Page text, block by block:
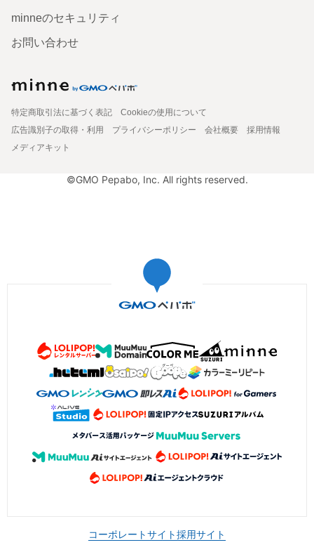
minneのセキュリティ
お問い合わせ
特定商取引法に基づく表記
Cookieの使用について
広告識別子の取得・利用
プライバシーポリシー 会社概要
採用情報
メディアキット
©GMO Pepabo, Inc. All rights reserved.
コーポレートサイト採用サイト